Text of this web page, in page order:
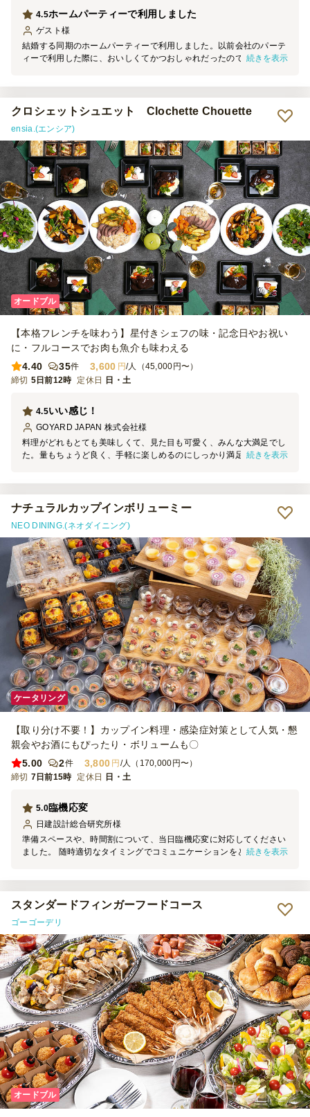
ホームパーティーで利用しました
4.5
ゲスト 様
結婚する同期のホームパーティーで利用しました。以前会社のパーテ
ィーで利用した際に、おいしくてかつおしゃれだったので、今回個人
続きを表示
クロシェットシュエット Clochette Chouette
ensia.(エンシア)
オードブル
【本格フレンチを味わう】星付きシェフの味・記念日やお祝い
に・フルコースでお肉も魚介も味わえる
4.40
35件 3,600 円/人（45,000円〜）
締切 5日前12時 定休日 日・土
いい感じ！
4.5
GOYARD JAPAN 株式会社様
料理がどれもとても美味しくて、見た目も可愛く、みんな大満足でし
た。量もちょうど良く、手軽に楽しめるのにしっかり満足感がありま
続きを表示
ナチュラルカップインボリューミー
NEO DINING.(ネオダイニング)
ケータリング
【取り分け不要！】カップイン料理・感染症対策として人気・懇
親会やお酒にもぴったり・ボリュームも〇
5.00
2件 3,800 円 /人（170,000円〜）
締切 7日前15時 定休日 日・土
臨機応変
5.0
日建設計総合研究所様
準備スペースや、時間割について、当日臨機応変に対応してください
ました。 随時適切なタイミングでコミュニケーションをとりながら
続きを表示
スタンダードフィンガーフードコース
ゴーゴーデリ
オードブル